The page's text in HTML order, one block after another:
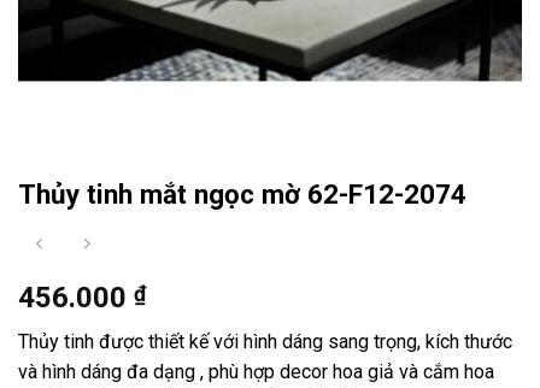
Thủy tinh mắt ngọc mờ 62-F12-2074
456.000 ₫
Thủy tinh được thiết kế với hình dáng sang trọng, kích thước
và hình dáng đa dạng , phù hợp decor hoa giả và cắm hoa